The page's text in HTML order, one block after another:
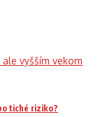
tiché riziko?